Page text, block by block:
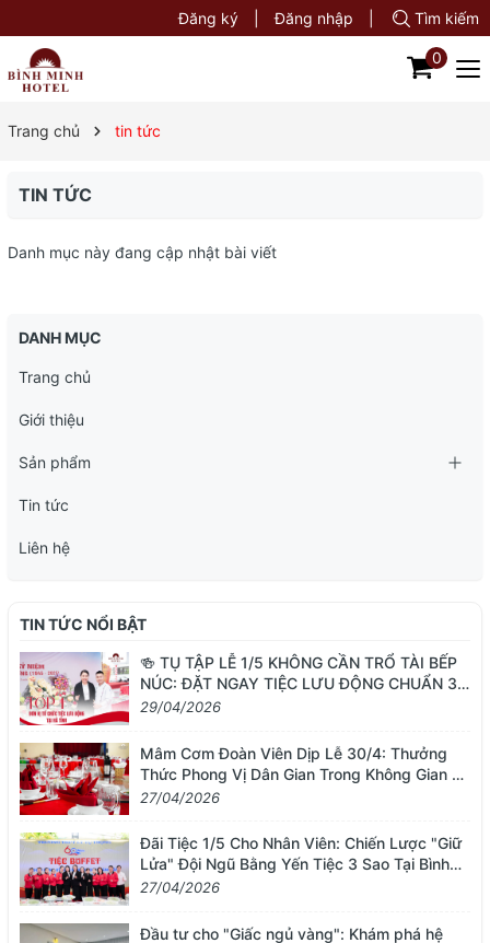
Đăng ký Đăng nhập Tìm kiếm
0
Trang chủ tin tức
TIN TỨC
Danh mục này đang cập nhật bài viết
DANH MỤC
Trang chủ
Giới thiệu
Sản phẩm
Tin tức
Liên hệ
TIN TỨC NỔI BẬT
🍻 TỤ TẬP LỄ 1/5 KHÔNG CẦN TRỔ TÀI BẾP
NÚC: ĐẶT NGAY TIỆC LƯU ĐỘNG CHUẨN 3
SAO TỪ BÌNH MINH HOTEL
29/04/2026
Mâm Cơm Đoàn Viên Dịp Lễ 30/4: Thưởng
Thức Phong Vị Dân Gian Trong Không Gian 3
Sao Tại Bình Minh Hotel
27/04/2026
Đãi Tiệc 1/5 Cho Nhân Viên: Chiến Lược "Giữ
Lửa" Đội Ngũ Bằng Yến Tiệc 3 Sao Tại Bình
Minh Hotel
27/04/2026
Đầu tư cho "Giấc ngủ vàng": Khám phá hệ